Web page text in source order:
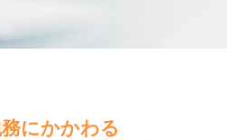
にかかわる